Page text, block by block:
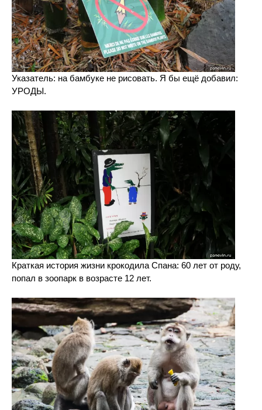
Указатель: на бамбуке не рисовать. Я бы ещё добавил:
УРОДЫ.
Краткая история жизни крокодила Спана: 60 лет от роду,
попал в зоопарк в возрасте 12 лет.